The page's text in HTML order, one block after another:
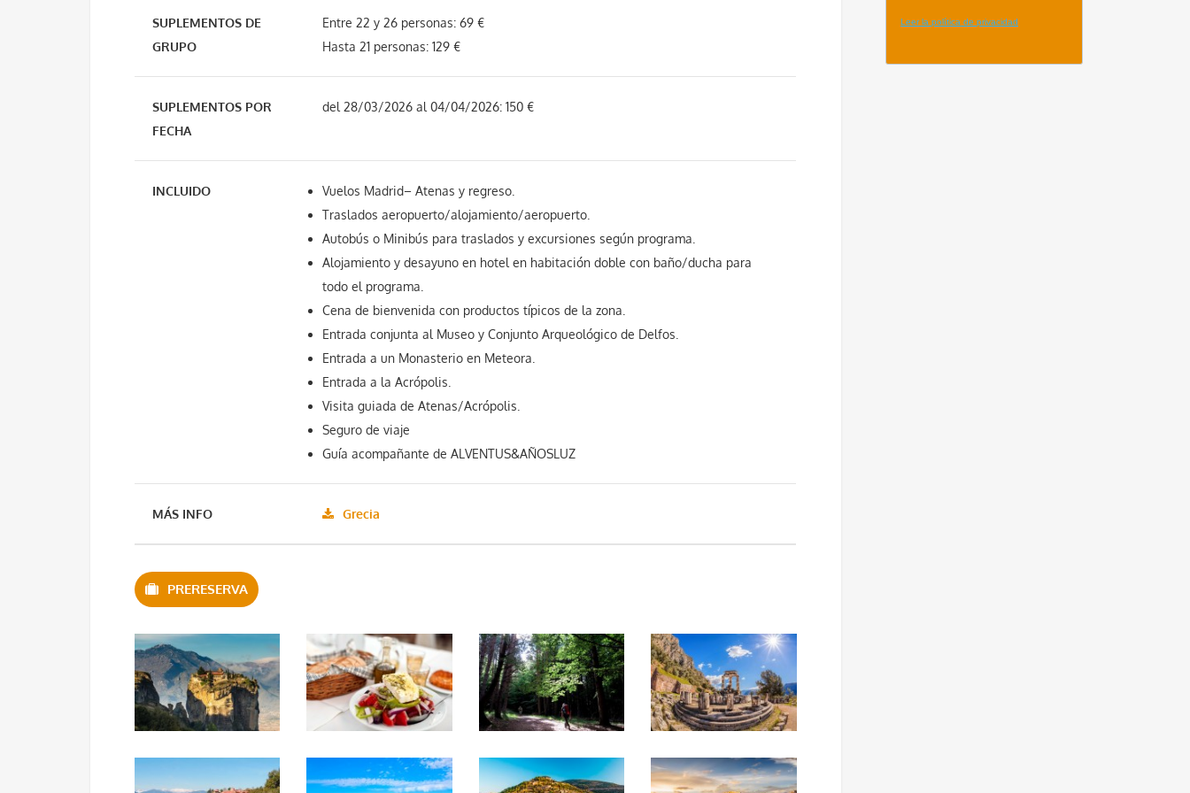
SUPLEMENTOS DE
GRUPO
Entre 22 y 26 personas: 69 €
Hasta 21 personas: 129 €
SUPLEMENTOS POR
FECHA
del 28/03/2026 al 04/04/2026: 150 €
INCLUIDO
Vuelos Madrid– Atenas y regreso.
Traslados aeropuerto/alojamiento/aeropuerto.
Autobús o Minibús para traslados y excursiones según programa.
Alojamiento y desayuno en hotel en habitación doble con baño/ducha para
todo el programa.
Cena de bienvenida con productos típicos de la zona.
Entrada conjunta al Museo y Conjunto Arqueológico de Delfos.
Entrada a un Monasterio en Meteora.
Entrada a la Acrópolis.
Visita guiada de Atenas/Acrópolis.
Seguro de viaje
Guía acompañante de ALVENTUS&AÑOSLUZ
MÁS INFO Grecia
PRERESERVA